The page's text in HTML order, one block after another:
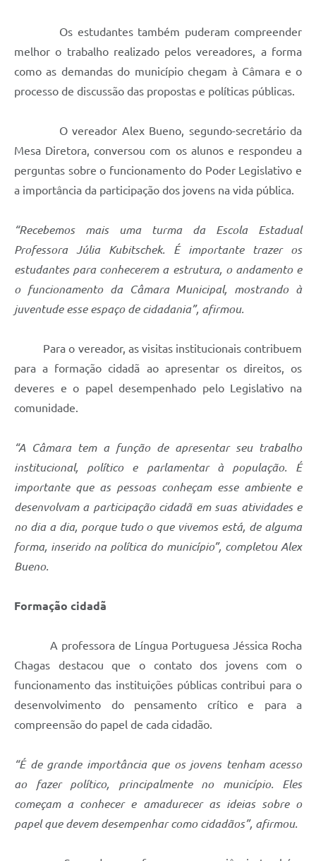
Os estudantes também puderam compreender
melhor o trabalho realizado pelos vereadores, a forma
como as demandas do município chegam à Câmara e o
processo de discussão das propostas e políticas públicas.
O vereador Alex Bueno, segundo-secretário da
Mesa Diretora, conversou com os alunos e respondeu a
perguntas sobre o funcionamento do Poder Legislativo e
a importância da participação dos jovens na vida pública.
“Recebemos mais uma turma da Escola Estadual
Professora Júlia Kubitschek. É importante trazer os
estudantes para conhecerem a estrutura, o andamento e
o funcionamento da Câmara Municipal, mostrando à
juventude esse espaço de cidadania”, afirmou.
Para o vereador, as visitas institucionais contribuem
para a formação cidadã ao apresentar os direitos, os
deveres e o papel desempenhado pelo Legislativo na
comunidade.
“A Câmara tem a função de apresentar seu trabalho
institucional, político e parlamentar à população. É
importante que as pessoas conheçam esse ambiente e
desenvolvam a participação cidadã em suas atividades e
no dia a dia, porque tudo o que vivemos está, de alguma
forma, inserido na política do município”, completou Alex
Bueno.
Formação cidadã
A professora de Língua Portuguesa Jéssica Rocha
Chagas destacou que o contato dos jovens com o
funcionamento das instituições públicas contribui para o
desenvolvimento do pensamento crítico e para a
compreensão do papel de cada cidadão.
“É de grande importância que os jovens tenham acesso
ao fazer político, principalmente no município. Eles
começam a conhecer e amadurecer as ideias sobre o
papel que devem desempenhar como cidadãos”, afirmou.